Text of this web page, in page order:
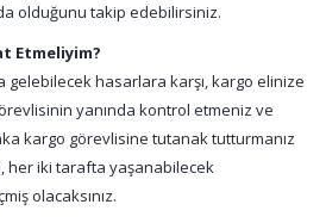
olduğunu takip edebilirsiniz.
Etmeliyim?
gelebilecek hasarlara karşı, kargo elinize
yanında kontrol etmeniz ve
kargo görevlisine tutanak tutturmanız
her iki tarafta yaşanabilecek
olacaksınız.